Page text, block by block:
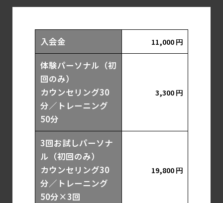
入会金 11,000 円
体験パーソナル（初
回のみ）
カウンセリング30
分／トレーニング
50分
3,300 円
3回お試しパーソナ
ル（初回のみ）
カウンセリング30
分／トレーニング
50分×3回
19,800 円